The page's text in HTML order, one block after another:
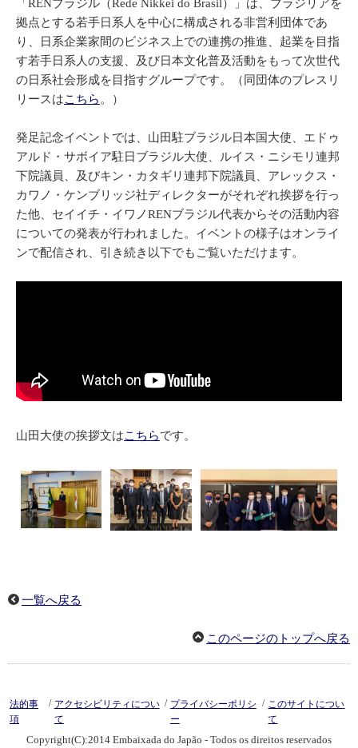
「RENブラジル（Rede Nikkei do Brasil）」は、ブラジリアを
拠点とする若手日系人を中心に構成される非営利団体であ
り、日系企業家間のビジネス上での連携の推進、起業を目指
す若手日系人の支援、及び日本文化普及活動をもって次世代
の日系社会形成を目指すグループです。（同団体のプレスリ
リースはこちら。）
発足記念イベントでは、山田駐ブラジル日本国大使、エドゥ
アルド・サボイア駐日ブラジル大使、ルイス・ニシモリ連邦
下院議員、及びキン・カタギリ連邦下院議員、アレックス・
カワノ・ケンブリッジ社ディレクターがそれぞれ挨拶を行っ
た他、セイイチ・イワノRENブラジル代表からその活動内容
についての発表が行われました。イベントの様子はオンライ
ンで配信され、引き続き以下でもご覧いただけます。
山田大使の挨拶文はこちらです。
一覧へ戻る
このページのトップへ戻る
法的事
項
/ アクセシビリティについ
て
/ プライバシーポリシ
ー
/ このサイトについ
て
Copyright(C):2014 Embaixada do Japão - Todos os direitos reservados